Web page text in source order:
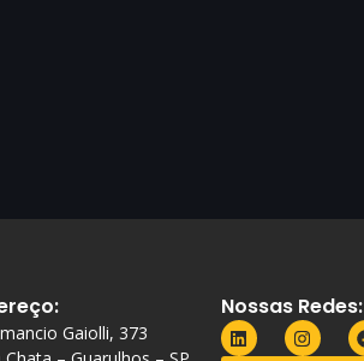
Gaiolli, 373
Nossas Redes: